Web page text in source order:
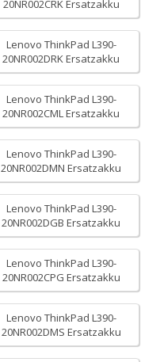
20NR002CRK Ersatzakku
Lenovo ThinkPad L390-
20NR002DRK Ersatzakku
Lenovo ThinkPad L390-
20NR002CML Ersatzakku
Lenovo ThinkPad L390-
20NR002DMN Ersatzakku
Lenovo ThinkPad L390-
20NR002DGB Ersatzakku
Lenovo ThinkPad L390-
20NR002CPG Ersatzakku
Lenovo ThinkPad L390-
20NR002DMS Ersatzakku